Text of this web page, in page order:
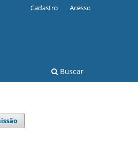
Buscar
Cadastro Acesso